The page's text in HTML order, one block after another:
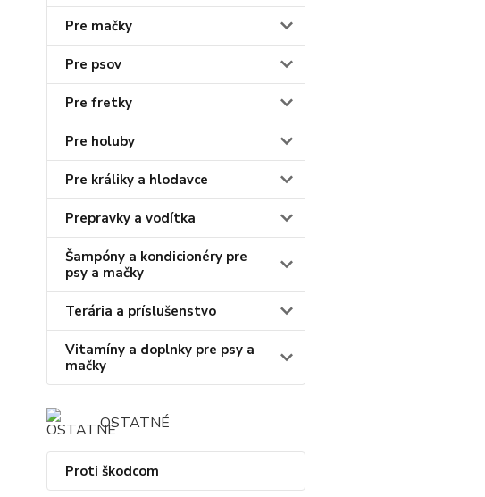
Pre mačky
Pre psov
Pre fretky
Pre holuby
Pre králiky a hlodavce
Prepravky a vodítka
Šampóny a kondicionéry pre
psy a mačky
Terária a príslušenstvo
Vitamíny a doplnky pre psy a
mačky
OSTATNÉ
Proti škodcom